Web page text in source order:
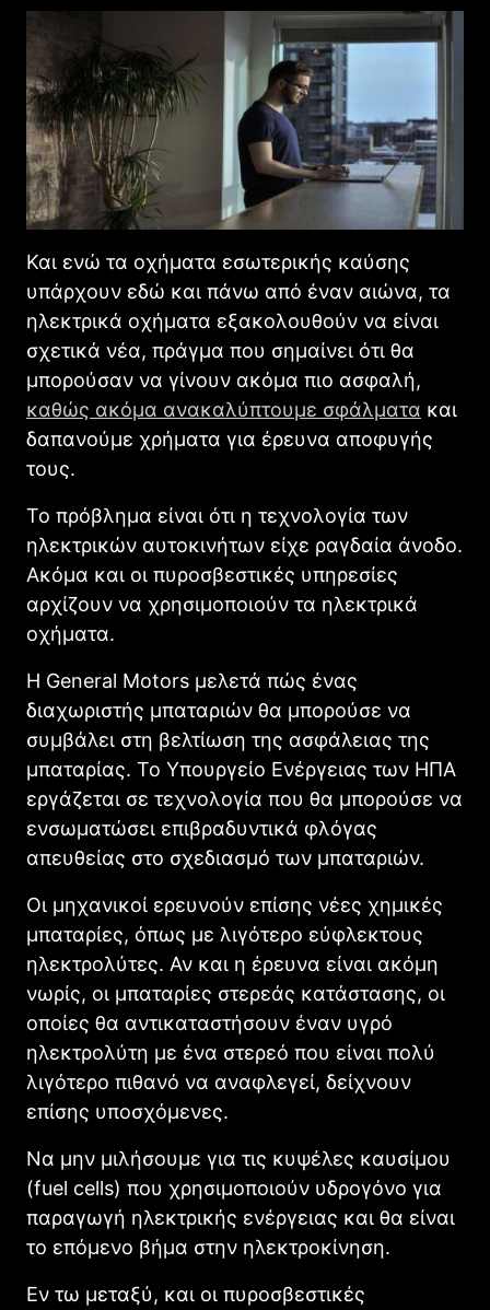
Και ενώ τα οχήματα εσωτερικής καύσης
υπάρχουν εδώ και πάνω από έναν αιώνα, τα
ηλεκτρικά οχήματα εξακολουθούν να είναι
σχετικά νέα, πράγμα που σημαίνει ότι θα
μπορούσαν να γίνουν ακόμα πιο ασφαλή,
καθώς ακόμα ανακαλύπτουμε σφάλματα και
δαπανούμε χρήματα για έρευνα αποφυγής
τους.
Το πρόβλημα είναι ότι η τεχνολογία των
ηλεκτρικών αυτοκινήτων είχε ραγδαία άνοδο.
Ακόμα και οι πυροσβεστικές υπηρεσίες
αρχίζουν να χρησιμοποιούν τα ηλεκτρικά
οχήματα.
Η General Motors μελετά πώς ένας
διαχωριστής μπαταριών θα μπορούσε να
συμβάλει στη βελτίωση της ασφάλειας της
μπαταρίας. Το Υπουργείο Ενέργειας των ΗΠΑ
εργάζεται σε τεχνολογία που θα μπορούσε να
ενσωματώσει επιβραδυντικά φλόγας
απευθείας στο σχεδιασμό των μπαταριών.
Οι μηχανικοί ερευνούν επίσης νέες χημικές
μπαταρίες, όπως με λιγότερο εύφλεκτους
ηλεκτρολύτες. Αν και η έρευνα είναι ακόμη
νωρίς, οι μπαταρίες στερεάς κατάστασης, οι
οποίες θα αντικαταστήσουν έναν υγρό
ηλεκτρολύτη με ένα στερεό που είναι πολύ
λιγότερο πιθανό να αναφλεγεί, δείχνουν
επίσης υποσχόμενες.
Να μην μιλήσουμε για τις κυψέλες καυσίμου
(fuel cells) που χρησιμοποιούν υδρογόνο για
παραγωγή ηλεκτρικής ενέργειας και θα είναι
το επόμενο βήμα στην ηλεκτροκίνηση.
Εν τω μεταξύ, και οι πυροσβεστικές